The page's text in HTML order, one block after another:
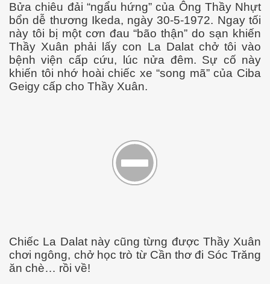
Bửa chiêu đải “ngẩu hứng” của Ông Thầy Nhựt
bổn dễ thương Ikeda, ngày 30-5-1972. Ngay tối
này tôi bị một cơn đau “bão thận” do sạn khiến
Thầy Xuân phải lấy con La Dalat chở tôi vào
bệnh viện cấp cứu, lúc nửa đêm. Sự cố này
khiến tôi nhớ hoài chiếc xe “song mã” của Ciba
Geigy cấp cho Thầy Xuân.
Chiếc La Dalat này cũng từng được Thầy Xuân
chơi ngông, chở học trò từ Cần thơ đi Sóc Trăng
ăn chè… rồi về!